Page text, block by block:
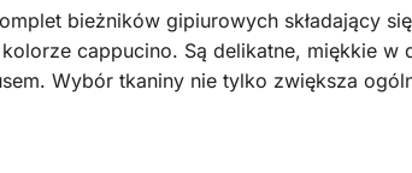
bieżników gipiurowych składający
cappucino. Są delikatne, miękkie w
Wybór tkaniny nie tylko zwiększa